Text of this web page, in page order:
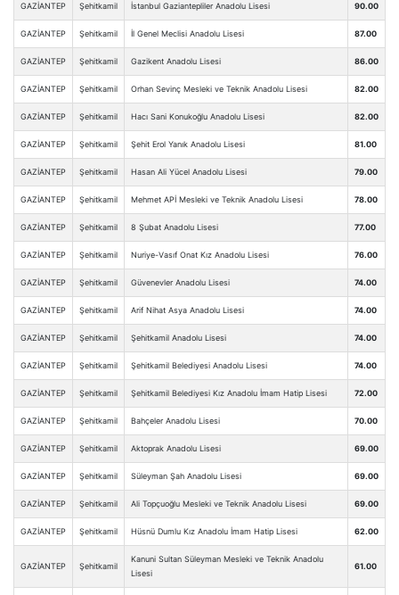
GAZİANTEP Şehitkamil İstanbul Gaziantepliler Anadolu Lisesi 90.00
GAZİANTEP Şehitkamil İl Genel Meclisi Anadolu Lisesi 87.00
GAZİANTEP Şehitkamil Gazikent Anadolu Lisesi 86.00
GAZİANTEP Şehitkamil Orhan Sevinç Mesleki ve Teknik Anadolu Lisesi 82.00
GAZİANTEP Şehitkamil Hacı Sani Konukoğlu Anadolu Lisesi 82.00
GAZİANTEP Şehitkamil Şehit Erol Yanık Anadolu Lisesi 81.00
GAZİANTEP Şehitkamil Hasan Ali Yücel Anadolu Lisesi 79.00
GAZİANTEP Şehitkamil Mehmet APİ Mesleki ve Teknik Anadolu Lisesi 78.00
GAZİANTEP Şehitkamil 8 Şubat Anadolu Lisesi 77.00
GAZİANTEP Şehitkamil Nuriye-Vasıf Onat Kız Anadolu Lisesi 76.00
GAZİANTEP Şehitkamil Güvenevler Anadolu Lisesi 74.00
GAZİANTEP Şehitkamil Arif Nihat Asya Anadolu Lisesi 74.00
GAZİANTEP Şehitkamil Şehitkamil Anadolu Lisesi 74.00
GAZİANTEP Şehitkamil Şehitkamil Belediyesi Anadolu Lisesi 74.00
GAZİANTEP Şehitkamil Şehitkamil Belediyesi Kız Anadolu İmam Hatip Lisesi 72.00
GAZİANTEP Şehitkamil Bahçeler Anadolu Lisesi 70.00
GAZİANTEP Şehitkamil Aktoprak Anadolu Lisesi 69.00
GAZİANTEP Şehitkamil Süleyman Şah Anadolu Lisesi 69.00
GAZİANTEP Şehitkamil Ali Topçuoğlu Mesleki ve Teknik Anadolu Lisesi 69.00
GAZİANTEP Şehitkamil Hüsnü Dumlu Kız Anadolu İmam Hatip Lisesi 62.00
GAZİANTEP Şehitkamil
Kanuni Sultan Süleyman Mesleki ve Teknik Anadolu
Lisesi
61.00